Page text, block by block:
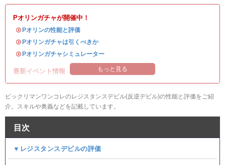
Pオリンガチャが開催中！
・Pオリンの性能と評価
・Pオリンガチャは引くべきか
・Pオリンガチャシミュレーター
最新イベント情報 もっと見る
ビックリマンワンコレのレジスタンスデビル(反逆デビル)の性能と評価をご紹
介。スキルや奥義などを記載しています。
目次
▼レジスタンスデビルの評価